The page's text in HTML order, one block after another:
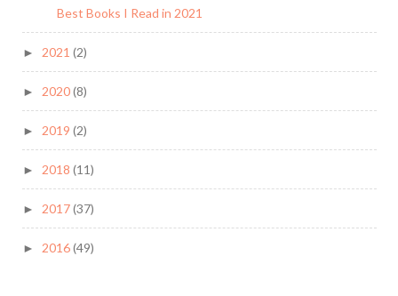
Best Books I Read in 2021
► 2021 (2)
► 2020(8)
► 2019 (2)
► 2018 (11)
► 2017(37)
► 2016(49)